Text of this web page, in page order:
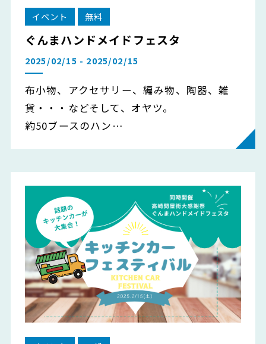
イベント 無料
ぐんまハンドメイドフェスタ
2025/02/15 - 2025/02/15
布小物、アクセサリー、編み物、陶器、雑
貨・・・などそして、オヤツ。
約50ブースのハン…